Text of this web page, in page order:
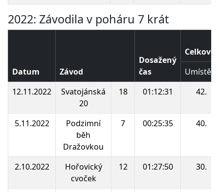
2022: Závodila v poháru 7 krát
Datum Závod
Dosažený
čas
Celkové
Umístění
12.11.2022
Svatojánská
20
18 01:12:31 42.
5.11.2022
Podzimní
běh
Dražovkou
7 00:25:35 40.
2.10.2022
Hořovický
cvoček
12 01:27:50 30.